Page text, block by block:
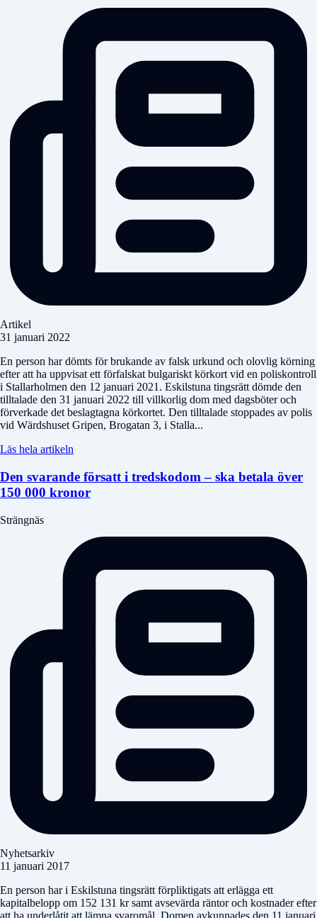
Artikel
31 januari 2022
En person har dömts för brukande av falsk urkund och olovlig körning
efter att ha uppvisat ett förfalskat bulgariskt körkort vid en poliskontroll
i Stallarholmen den 12 januari 2021. Eskilstuna tingsrätt dömde den
tilltalade den 31 januari 2022 till villkorlig dom med dagsböter och
förverkade det beslagtagna körkortet. Den tilltalade stoppades av polis
vid Wärdshuset Gripen, Brogatan 3, i Stalla...
Läs hela artikeln
Den svarande försatt i tredskodom – ska betala över
150 000 kronor
Strängnäs
Nyhetsarkiv
11 januari 2017
En person har i Eskilstuna tingsrätt förpliktigats att erlägga ett
kapitalbelopp om 152 131 kr samt avsevärda räntor och kostnader efter
att ha underlåtit att lämna svaromål. Domen avkunnades den 11 januari